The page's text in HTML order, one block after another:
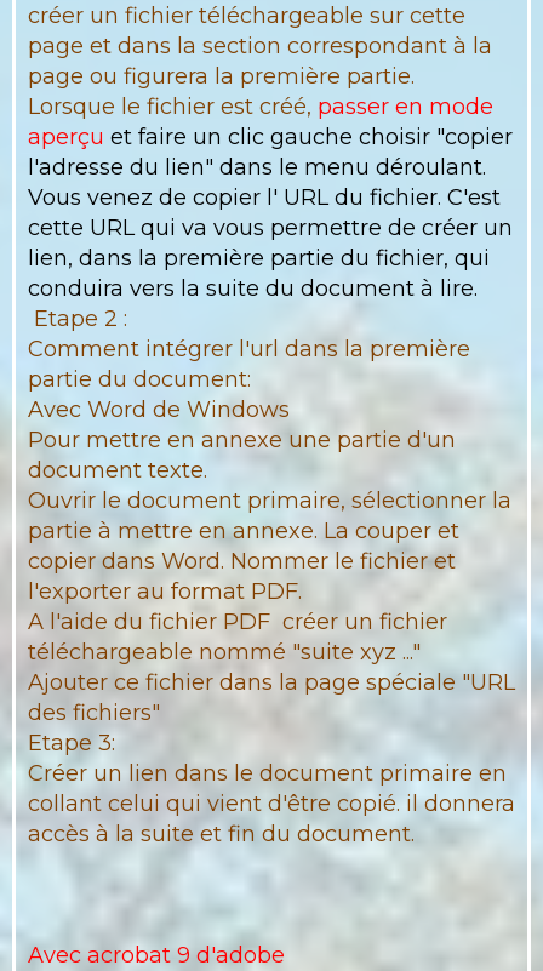
créer un fichier téléchargeable sur cette
page et dans la section correspondant à la
page ou figurera la première partie.
Lorsque le fichier est créé, passer en mode
aperçu et faire un clic gauche choisir "copier
l'adresse du lien" dans le menu déroulant.
Vous venez de copier l' URL du fichier. C'est
cette URL qui va vous permettre de créer un
lien, dans la première partie du fichier, qui
conduira vers la suite du document à lire.
Etape 2 :
Comment intégrer l'url dans la première
partie du document:
Avec Word de Windows
Pour mettre en annexe une partie d'un
document texte.
Ouvrir le document primaire, sélectionner la
partie à mettre en annexe. La couper et
copier dans Word. Nommer le fichier et
l'exporter au format PDF.
A l'aide du fichier PDF créer un fichier
téléchargeable nommé "suite xyz ..."
Ajouter ce fichier dans la page spéciale "URL
des fichiers"
Etape 3:
Créer un lien dans le document primaire en
collant celui qui vient d'être copié. il donnera
accès à la suite et fin du document.
Avec acrobat 9 d'adobe